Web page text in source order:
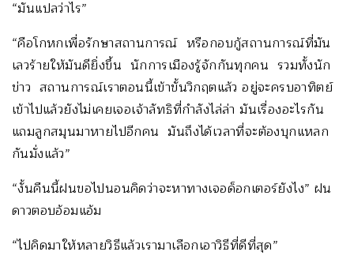
“มันแปลว่าไร”
“คือโกหกเพื่อรักษาสถานการณ์ หรือกอบกู้สถานการณ์ที่มัน
เลวร้ายให้มันดียิ่งขึ้น นักการเมืองรู้จักกันทุกคน รวมทั้งนัก
ข่าว สถานการณ์เราตอนนี้เข้าขั้นวิกฤตแล้ว อยู่จะครบอาทิตย์
เข้าไปแล้วยังไม่เคยเจอเจ้าลัทธิที่กำลังไล่ล่า มันเรื่องอะไรกัน
แถมลูกสมุนมาหายไปอีกคน มันถึงได้เวลาที่จะต้องบุกแหลก
กันมั่งแล้ว”
“งั้นคืนนี้ฝนขอไปนอนคิดว่าจะหาทางเจอด็อกเตอร์ยังไง” ฝน
ดาวตอบอ้อมแอ้ม
“ไปคิดมาให้หลายวิธีแล้วเรามาเลือกเอาวิธีที่ดีที่สุด”